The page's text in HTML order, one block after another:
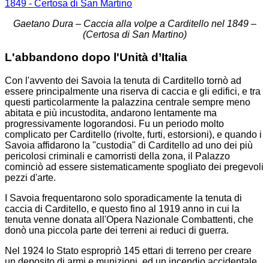
Gaetano Dura – Caccia alla volpe a Carditello nel 1849 –
(Certosa di San Martino)
L'abbandono dopo l'Unità d’Italia
Con l'avvento dei Savoia la tenuta di Carditello tornò ad
essere principalmente una riserva di caccia e gli edifici, e tra
questi particolarmente la palazzina centrale sempre meno
abitata e più incustodita, andarono lentamente ma
progressivamente logorandosi. Fu un periodo molto
complicato per Carditello (rivolte, furti, estorsioni), e quando i
Savoia affidarono la "custodia" di Carditello ad uno dei più
pericolosi criminali e camorristi della zona, il Palazzo
cominciò ad essere sistematicamente spogliato dei pregevoli
pezzi d'arte.
I Savoia frequentarono solo sporadicamente la tenuta di
caccia di Carditello, e questo fino al 1919 anno in cui la
tenuta venne donata all'Opera Nazionale Combattenti, che
donò una piccola parte dei terreni ai reduci di guerra.
Nel 1924 lo Stato espropriò 145 ettari di terreno per creare